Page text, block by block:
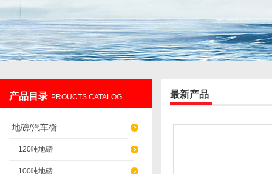
产品目录 PROUCTS CATALOG
地磅/汽车衡
120吨地磅
100吨地磅
最新产品